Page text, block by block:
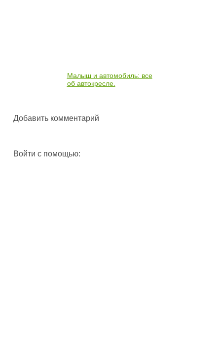
Малыш и автомобиль: все
об автокресле.
Добавить комментарий
Войти с помощью: